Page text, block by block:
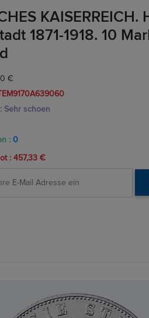
1871-1918. 10
€
Sehr schoen
: 0
: 457,33 €